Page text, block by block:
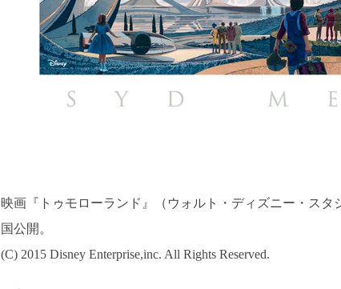
映画『トゥモローランド』（ウォルト・ディズニー・スタ
国公開。
(C) 2015 Disney Enterprise,inc. All Rights Reserved.